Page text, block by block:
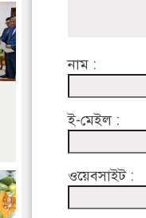
নাম :
ই-মেইল :
ওয়েবসাইট :